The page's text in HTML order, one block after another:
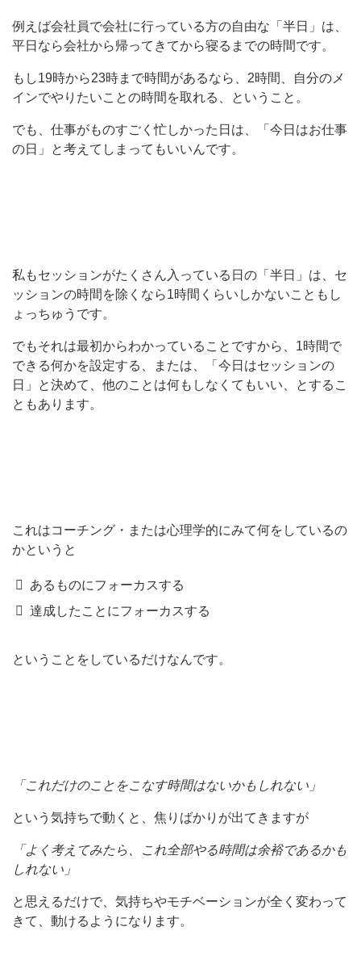
例えば会社員で会社に行っている方の自由な「半日」は、
平日なら会社から帰ってきてから寝るまでの時間です。
もし19時から23時まで時間があるなら、2時間、自分のメ
インでやりたいことの時間を取れる、ということ。
でも、仕事がものすごく忙しかった日は、「今日はお仕事
の日」と考えてしまってもいいんです。
私もセッションがたくさん入っている日の「半日」は、セ
ッションの時間を除くなら1時間くらいしかないこともし
ょっちゅうです。
でもそれは最初からわかっていることですから、1時間で
できる何かを設定する、または、「今日はセッションの
日」と決めて、他のことは何もしなくてもいい、とするこ
ともあります。
これはコーチング・または心理学的にみて何をしているの
かというと
あるものにフォーカスする
達成したことにフォーカスする
ということをしているだけなんです。
「これだけのことをこなす時間はないかもしれない」
という気持ちで動くと、焦りばかりが出てきますが
「よく考えてみたら、これ全部やる時間は余裕であるかも
しれない」
と思えるだけで、気持ちやモチベーションが全く変わって
きて、動けるようになります。